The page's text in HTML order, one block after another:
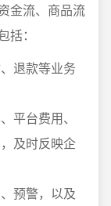
金流、商品流
：
退款等业务
平台费用、
及时反映企
预警，以及